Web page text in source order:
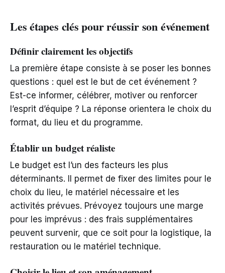
Les étapes clés pour réussir son événement
Définir clairement les objectifs
La première étape consiste à se poser les bonnes
questions : quel est le but de cet événement ?
Est-ce informer, célébrer, motiver ou renforcer
l’esprit d’équipe ? La réponse orientera le choix du
format, du lieu et du programme.
Établir un budget réaliste
Le budget est l’un des facteurs les plus
déterminants. Il permet de fixer des limites pour le
choix du lieu, le matériel nécessaire et les
activités prévues. Prévoyez toujours une marge
pour les imprévus : des frais supplémentaires
peuvent survenir, que ce soit pour la logistique, la
restauration ou le matériel technique.